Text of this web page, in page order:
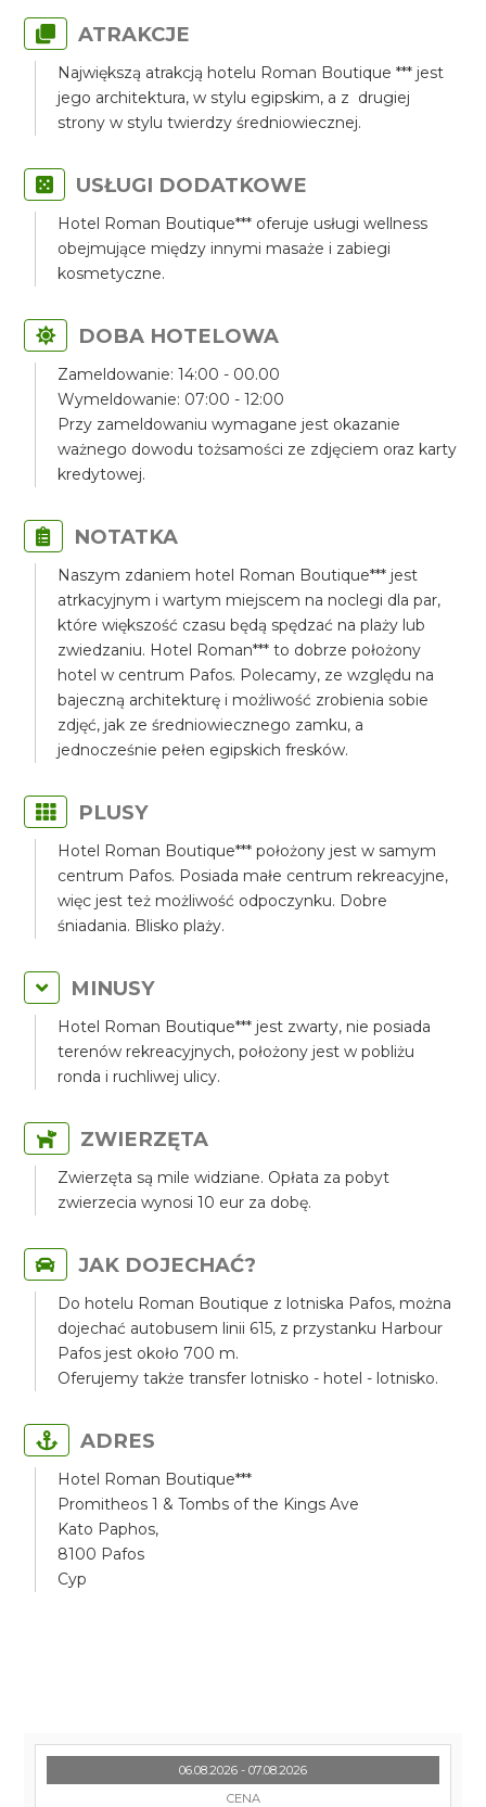
ATRAKCJE
Największą atrakcją hotelu Roman Boutique *** jest
jego architektura, w stylu egipskim, a z drugiej
strony w stylu twierdzy średniowiecznej.
USŁUGI DODATKOWE
Hotel Roman Boutique*** oferuje usługi wellness
obejmujące między innymi masaże i zabiegi
kosmetyczne.
DOBA HOTELOWA
Zameldowanie: 14:00 - 00.00
Wymeldowanie: 07:00 - 12:00
Przy zameldowaniu wymagane jest okazanie
ważnego dowodu tożsamości ze zdjęciem oraz karty
kredytowej.
NOTATKA
Naszym zdaniem hotel Roman Boutique*** jest
atrkacyjnym i wartym miejscem na noclegi dla par,
które większość czasu będą spędzać na plaży lub
zwiedzaniu. Hotel Roman*** to dobrze położony
hotel w centrum Pafos. Polecamy, ze względu na
bajeczną architekturę i możliwość zrobienia sobie
zdjęć, jak ze średniowiecznego zamku, a
jednocześnie pełen egipskich fresków.
PLUSY
Hotel Roman Boutique*** położony jest w samym
centrum Pafos. Posiada małe centrum rekreacyjne,
więc jest też możliwość odpoczynku. Dobre
śniadania. Blisko plaży.
MINUSY
Hotel Roman Boutique*** jest zwarty, nie posiada
terenów rekreacyjnych, położony jest w pobliżu
ronda i ruchliwej ulicy.
ZWIERZĘTA
Zwierzęta są mile widziane. Opłata za pobyt
zwierzecia wynosi 10 eur za dobę.
JAK DOJECHAĆ?
Do hotelu Roman Boutique z lotniska Pafos, można
dojechać autobusem linii 615, z przystanku Harbour
Pafos jest około 700 m.
Oferujemy także transfer lotnisko - hotel - lotnisko.
ADRES
Hotel Roman Boutique***
Promitheos 1 & Tombs of the Kings Ave
Kato Paphos,
8100 Pafos
Cyp
06.08.2026 - 07.08.2026
CENA